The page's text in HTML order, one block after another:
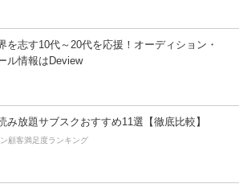
を志す10代～20代を応援！オーディション・
ル情報はDeview
み放題サブスクおすすめ11選【徹底比較】
顧客満足度ランキング